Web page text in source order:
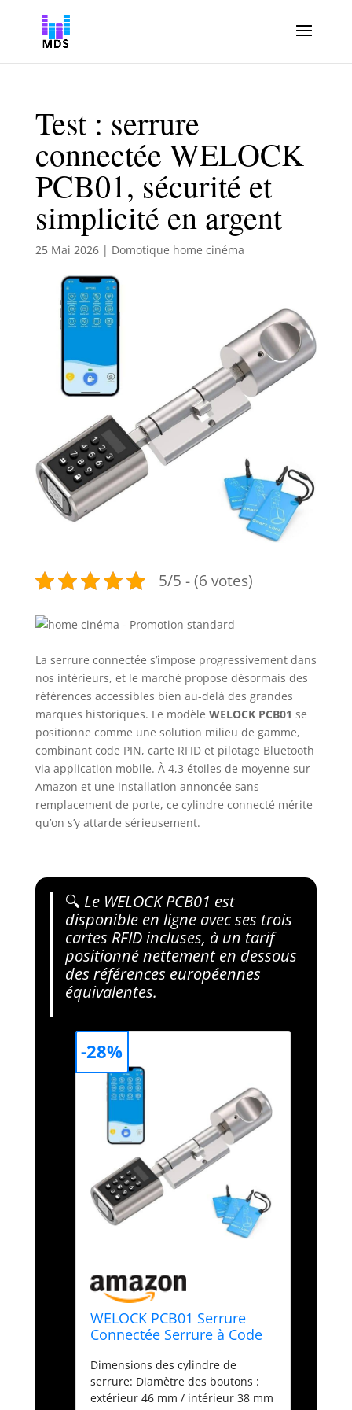
Test : serrure
connectée WELOCK
PCB01, sécurité et
simplicité en argent
25 Mai 2026| Domotique home cinéma
5/5 - (6 votes)
La serrure connectée s’impose progressivement dans
nos intérieurs, et le marché propose désormais des
références accessibles bien au-delà des grandes
marques historiques. Le modèle WELOCK PCB01 se
positionne comme une solution milieu de gamme,
combinant code PIN, carte RFID et pilotage Bluetooth
via application mobile. À 4,3 étoiles de moyenne sur
Amazon et une installation annoncée sans
remplacement de porte, ce cylindre connecté mérite
qu’on s’y attarde sérieusement.
🔍 Le WELOCK PCB01 est
disponible en ligne avec ses trois
cartes RFID incluses, à un tarif
positionné nettement en dessous
des références européennes
équivalentes.
WELOCK PCB01 Serrure
Connectée Serrure à Code
Bluetooth APP,serrure
Digitale Wi-Fi(nécessite
WiFiBox),Smart Lock Facile
Dimensions des cylindre de
serrure: Diamètre des boutons :
extérieur 46 mm / intérieur 38 mm
-28%